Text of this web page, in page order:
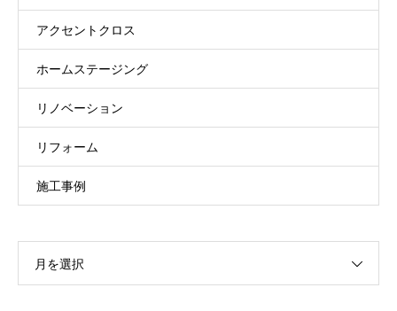
アクセントクロス
ホームステージング
リノベーション
リフォーム
施工事例
月を選択